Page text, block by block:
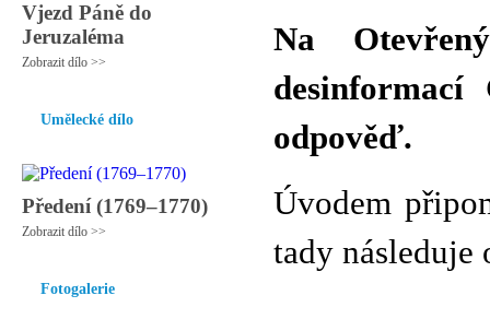
Vjezd Páně do
Jeruzaléma
Zobrazit dílo >>
Umělecké dílo
Předení (1769–1770)
Zobrazit dílo >>
Fotogalerie
Na
odpověď.
Úvodem
tady následuje